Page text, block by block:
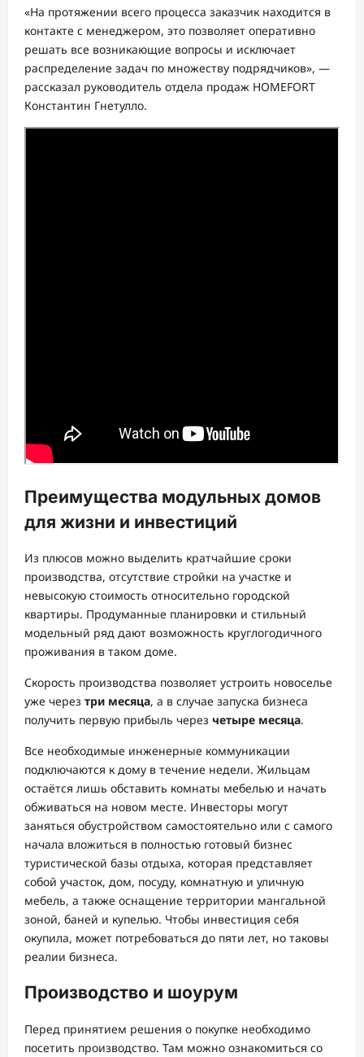
«На протяжении всего процесса заказчик находится в
контакте с менеджером, это позволяет оперативно
решать все возникающие вопросы и исключает
распределение задач по множеству подрядчиков», —
рассказал руководитель отдела продаж HOMEFORT
Константин Гнетулло.
Преимущества модульных домов
для жизни и инвестиций
Из плюсов можно выделить кратчайшие сроки
производства, отсутствие стройки на участке и
невысокую стоимость относительно городской
квартиры. Продуманные планировки и стильный
модельный ряд дают возможность круглогодичного
проживания в таком доме.
Скорость производства позволяет устроить новоселье
уже через три месяца, а в случае запуска бизнеса
получить первую прибыль через четыре месяца.
Все необходимые инженерные коммуникации
подключаются к дому в течение недели. Жильцам
остаётся лишь обставить комнаты мебелью и начать
обживаться на новом месте. Инвесторы могут
заняться обустройством самостоятельно или с самого
начала вложиться в полностью готовый бизнес
туристической базы отдыха, которая представляет
собой участок, дом, посуду, комнатную и уличную
мебель, а также оснащение территории мангальной
зоной, баней и купелью. Чтобы инвестиция себя
окупила, может потребоваться до пяти лет, но таковы
реалии бизнеса.
Производство и шоурум
Перед принятием решения о покупке необходимо
посетить производство. Там можно ознакомиться со